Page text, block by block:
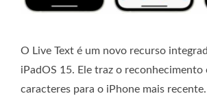
O Live Text é um novo recurso
iPadOS 15. Ele traz o reconhecimento
caracteres para o iPhone mais